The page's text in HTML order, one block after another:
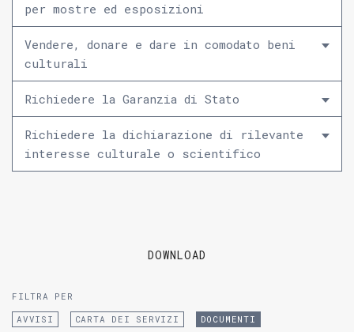
per mostre ed esposizioni
Vendere, donare e dare in comodato beni
culturali
Richiedere la Garanzia di Stato
Richiedere la dichiarazione di rilevante
interesse culturale o scientifico
DOWNLOAD
FILTRA PER
AVVISI
CARTA DEI SERVIZI
DOCUMENTI